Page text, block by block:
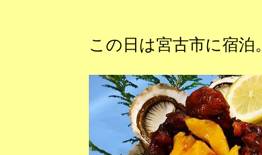
この日は宮古市に宿泊